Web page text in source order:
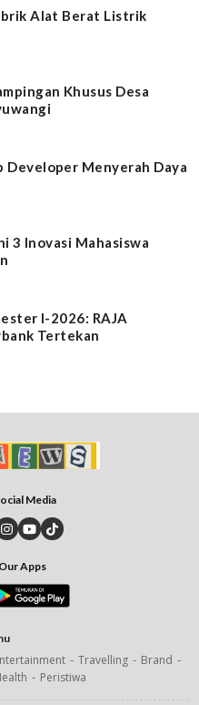
Alat Berat Listrik
Khusus Desa
Developer Menyerah Daya
3 Inovasi Mahasiswa
I-2026: RAJA
Tertekan
Media
Apps
Travelling
Brand
Peristiwa